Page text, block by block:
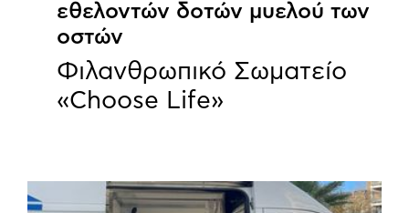
εθελοντών δοτών μυελού των
οστών
Φιλανθρωπικό Σωματείο
«Choose Life»